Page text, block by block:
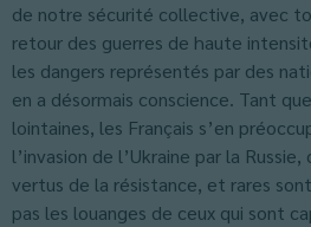
de notre sécurité collective, avec
retour des guerres de haute
les dangers représentés par des
en a désormais conscience. Tant
lointaines, les Français s’en
l’invasion de l’Ukraine par la
vertus de la résistance, et rares
pas les louanges de ceux qui sont